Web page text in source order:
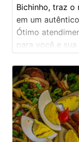
Bichinho, traz o
em um
Ótimo
para você e
podem ficar a
nossa